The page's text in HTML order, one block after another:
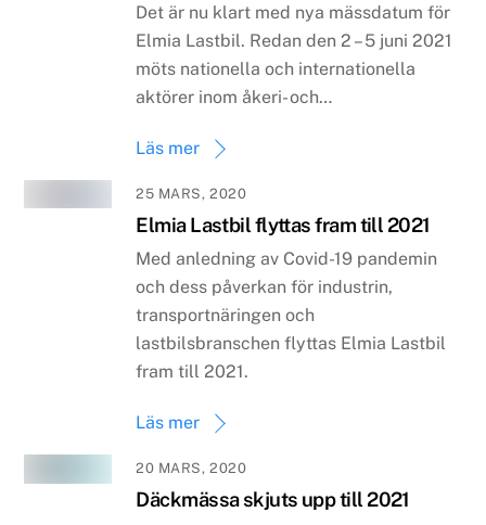
Det är nu klart med nya mässdatum för
Elmia Lastbil. Redan den 2 ­– 5 juni 2021
möts nationella och internationella
aktörer inom åkeri- och…
Läs mer
25 MARS, 2020
​Elmia Lastbil flyttas fram till 2021
Med anledning av Covid-19 pandemin
och dess påverkan för industrin,
transportnäringen och
lastbilsbranschen flyttas Elmia Lastbil
fram till 2021.
Läs mer
20 MARS, 2020
Däckmässa skjuts upp till 2021